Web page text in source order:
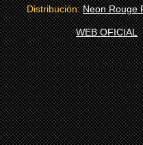
Distribución:Neon Rouge
WEB OFICIAL